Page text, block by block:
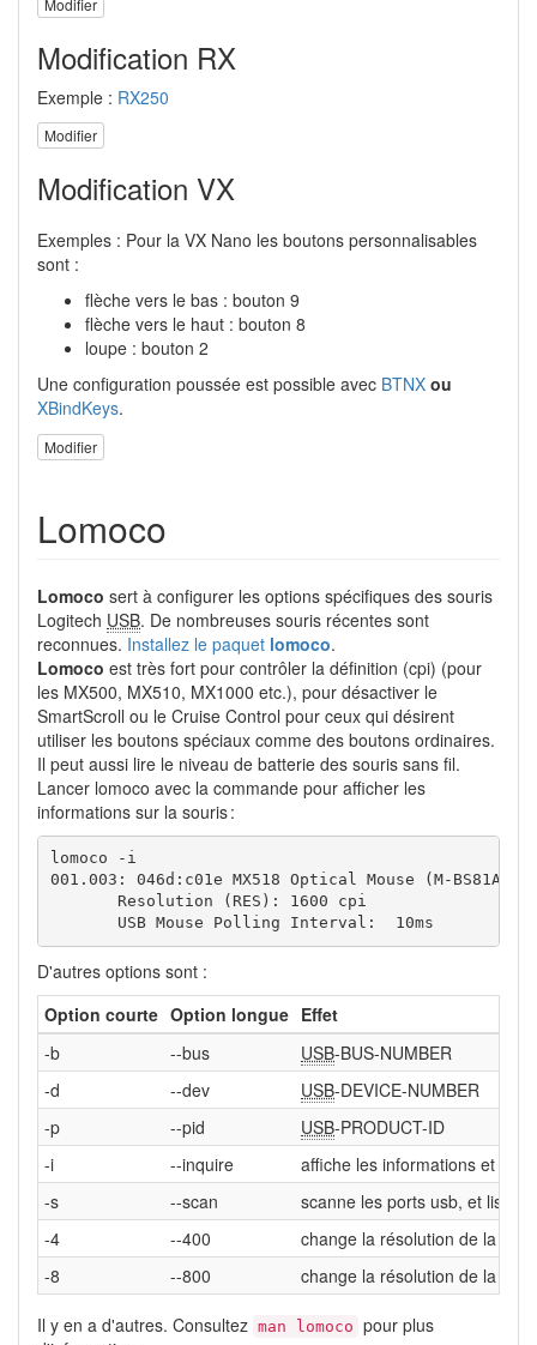
Modifier
Modification RX
Exemple : RX250
Modifier
Modification VX
Exemples : Pour la VX Nano les boutons personnalisables
sont :
flèche vers le bas : bouton 9
flèche vers le haut : bouton 8
loupe : bouton 2
Une configuration poussée est possible avec BTNX ou
XBindKeys.
Modifier
Lomoco
Lomoco sert à configurer les options spécifiques des souris
Logitech USB. De nombreuses souris récentes sont
reconnues. Installez le paquet lomoco.
Lomoco est très fort pour contrôler la définition (cpi) (pour
les MX500, MX510, MX1000 etc.), pour désactiver le
SmartScroll ou le Cruise Control pour ceux qui désirent
utiliser les boutons spéciaux comme des boutons ordinaires.
Il peut aussi lire le niveau de batterie des souris sans fil.
Lancer lomoco avec la commande pour afficher les
informations sur la souris :
lomoco
-i
001.003 : 046d:c01e MX518 Optical Mouse ( M-BS81A
       Resolution
( RES ) : 1600 cpi
       USB Mouse Polling Interval:  10ms
D'autres options sont :
Option courte Option longue Effet
-b
--bus USB-BUS-NUMBER
-d
--dev USB-DEVICE-NUMBER
-p
--pid USB-PRODUCT-ID
-i
--inquire
affiche les informations et
-s
--scan
scanne les ports usb, et liste
-4
--400
change la résolution de la
-8
--800 change la résolution de la
Il y en a d'autres. Consultez man lomoco pour plus